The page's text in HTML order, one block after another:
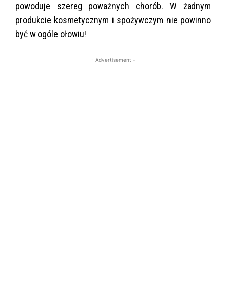
powoduje szereg poważnych chorób. W żadnym
produkcie kosmetycznym i spożywczym nie powinno
być w ogóle ołowiu!
- Advertisement -